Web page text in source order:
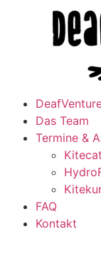
Das Team
Termine &
FAQ
Kontakt